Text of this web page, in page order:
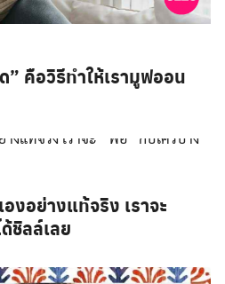
” คือวิธีทำให้เรามูฟออน
งอย่างแท้จริง เราจะ
ชิลล์เลย